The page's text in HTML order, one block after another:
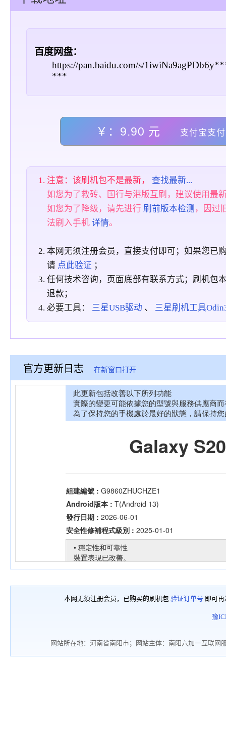
百度网盘：
https://pan.baidu.com/s/
***
￥：9.90 元 支付宝支付
注意：该刷机包不是最新， 查找最新...
如您为了救砖、国行与港版互刷，建议使用最
如您为了降级，请先进行 刷前版本检测 ，因过
法刷入手机详情。
本网无须注册会员，直接支付即可；如果您已
请 点此验证 ；
任何技术咨询，页面底部有联系方式；刷机包
退款；
必要工具： 三星USB驱动 、 三星刷机工具
官方更新日志 在新窗口打开
本网无须注册会员，已购买的刷机包 验证订单号 即可
豫
网站所在地：河南省南阳市；网站主体：南阳六加一互联